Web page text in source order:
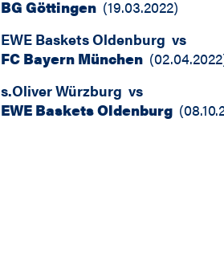
BG Göttingen (19.03.2022)
EWE Baskets Oldenburg vs
FC Bayern München (02.04.2022
s.Oliver Würzburg vs
EWE Baskets Oldenburg (